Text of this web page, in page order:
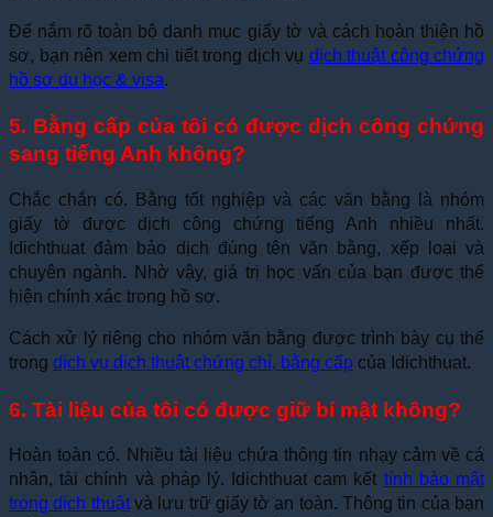
Để nắm rõ toàn bộ danh mục giấy tờ và cách hoàn thiện hồ
sơ, bạn nên xem chi tiết trong dịch vụ dịch thuật công chứng
hồ sơ du học & visa.
5. Bằng cấp của tôi có được dịch công chứng
sang tiếng Anh không?
Chắc chắn có. Bằng tốt nghiệp và các văn bằng là nhóm
giấy tờ được dịch công chứng tiếng Anh nhiều nhất.
Idichthuat đảm bảo dịch đúng tên văn bằng, xếp loại và
chuyên ngành. Nhờ vậy, giá trị học vấn của bạn được thể
hiện chính xác trong hồ sơ.
Cách xử lý riêng cho nhóm văn bằng được trình bày cụ thể
trong dịch vụ dịch thuật chứng chỉ, bằng cấp của Idichthuat.
6. Tài liệu của tôi có được giữ bí mật không?
Hoàn toàn có. Nhiều tài liệu chứa thông tin nhạy cảm về cá
nhân, tài chính và pháp lý. Idichthuat cam kết tính bảo mật
trong dịch thuậtvà lưu trữ giấy tờ an toàn. Thông tin của bạn